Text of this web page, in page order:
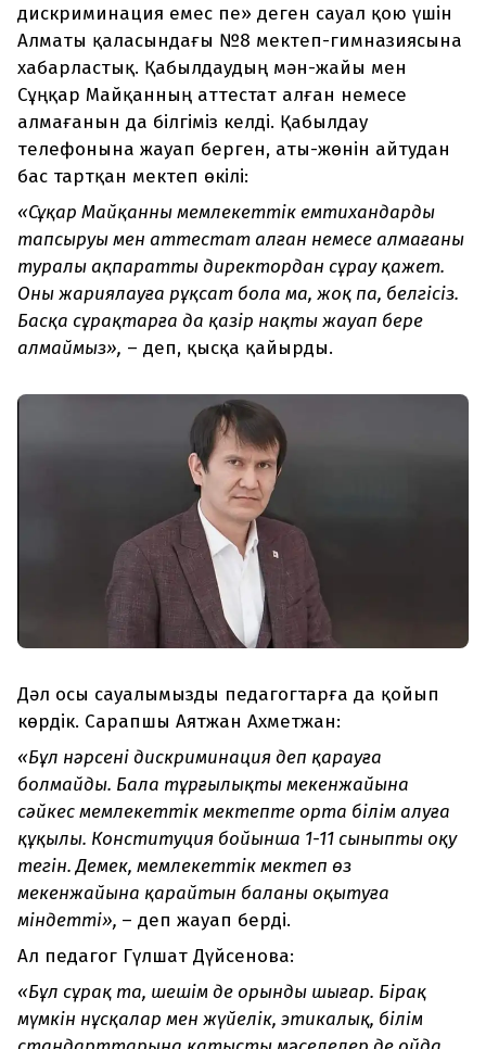
дискриминация емес пе» деген сауал қою үшін
Алматы қаласындағы №8 мектеп-гимназиясына
хабарластық. Қабылдаудың мән-жайы мен
Сұңқар Майқанның аттестат алған немесе
алмағанын да білгіміз келді. Қабылдау
телефонына жауап берген, аты-жөнін айтудан
бас тартқан мектеп өкілі:
«Сұңқар Майқанның мемлекеттік емтихандарды
тапсыруы мен аттестат алған немесе алмағаны
туралы ақпаратты директордан сұрау қажет.
Оны жариялауға рұқсат бола ма, жоқ па, белгісіз.
Басқа сұрақтарға да қазір нақты жауап бере
алмаймыз», – деп, қысқа қайырды.
Дәл осы сауалымызды педагогтарға да қойып
көрдік. Сарапшы Аятжан Ахметжан:
«Бұл нәрсені дискриминация деп қарауға
болмайды. Бала тұрғылықты мекенжайына
сәйкес мемлекеттік мектепте орта білім алуға
құқылы. Конституция бойынша 1-11 сыныпты оқу
тегін. Демек, мемлекеттік мектеп өз
мекенжайына қарайтын баланы оқытуға
міндетті», – деп жауап берді.
Ал педагог Гүлшат Дүйсенова:
«Бұл сұрақ та, шешім де орынды шығар. Бірақ
мүмкін нұсқалар мен жүйелік, этикалық, білім